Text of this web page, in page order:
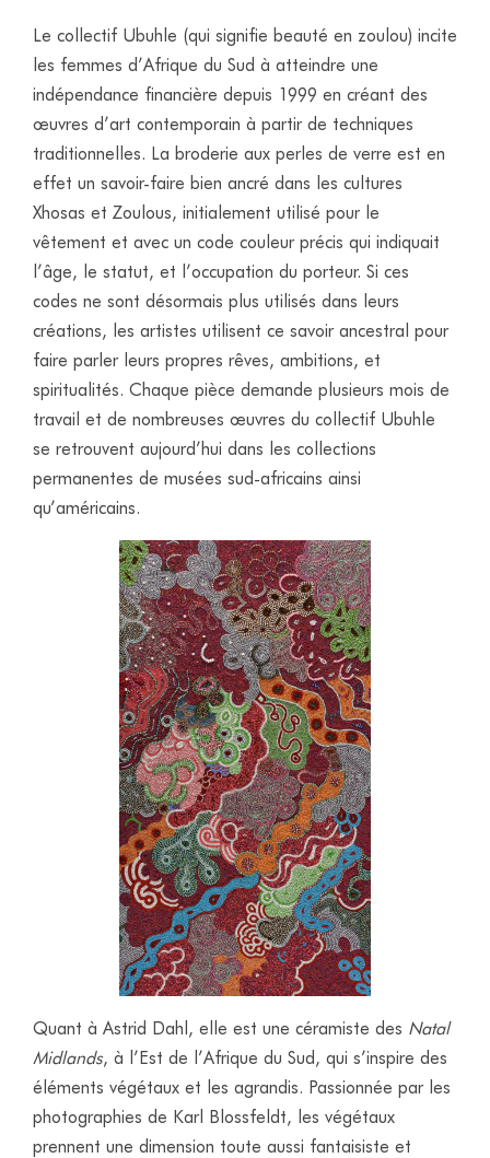
Le collectif Ubuhle (qui signifie beauté en zoulou) incite
les femmes d’Afrique du Sud à atteindre une
indépendance financière depuis 1999 en créant des
œuvres d’art contemporain à partir de techniques
traditionnelles. La broderie aux perles de verre est en
effet un savoir-faire bien ancré dans les cultures
Xhosas et Zoulous, initialement utilisé pour le
vêtement et avec un code couleur précis qui indiquait
l’âge, le statut, et l’occupation du porteur. Si ces
codes ne sont désormais plus utilisés dans leurs
créations, les artistes utilisent ce savoir ancestral pour
faire parler leurs propres rêves, ambitions, et
spiritualités. Chaque pièce demande plusieurs mois de
travail et de nombreuses œuvres du collectif Ubuhle
se retrouvent aujourd’hui dans les collections
permanentes de musées sud-africains ainsi
qu’américains.
Quant à Astrid Dahl, elle est une céramiste des Natal
Midlands, à l’Est de l’Afrique du Sud, qui s’inspire des
éléments végétaux et les agrandis. Passionnée par les
photographies de Karl Blossfeldt, les végétaux
prennent une dimension toute aussi fantaisiste et